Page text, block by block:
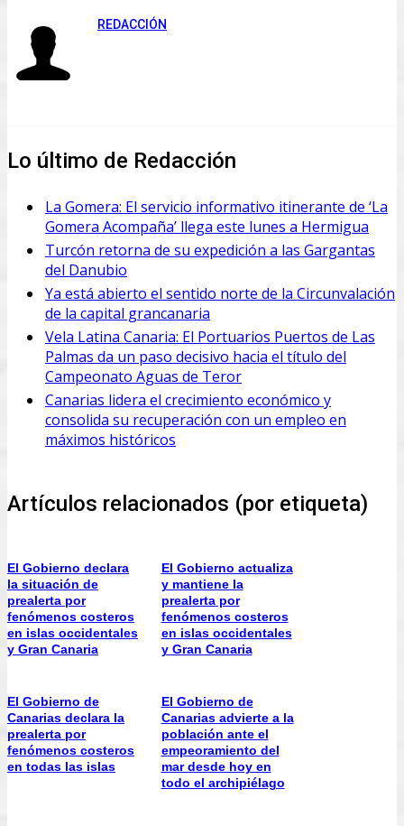
REDACCIÓN
Lo último de Redacción
La Gomera: El servicio informativo itinerante de ‘La
Gomera Acompaña’ llega este lunes a Hermigua
Turcón retorna de su expedición a las Gargantas
del Danubio
Ya está abierto el sentido norte de la Circunvalación
de la capital grancanaria
Vela Latina Canaria: El Portuarios Puertos de Las
Palmas da un paso decisivo hacia el título del
Campeonato Aguas de Teror
Canarias lidera el crecimiento económico y
consolida su recuperación con un empleo en
máximos históricos
Artículos relacionados (por etiqueta)
El Gobierno declara
la situación de
prealerta por
fenómenos costeros
en islas occidentales
y Gran Canaria
El Gobierno actualiza
y mantiene la
prealerta por
fenómenos costeros
en islas occidentales
y Gran Canaria
El Gobierno de
Canarias declara la
prealerta por
fenómenos costeros
en todas las islas
El Gobierno de
Canarias advierte a la
población ante el
empeoramiento del
mar desde hoy en
todo el archipiélago